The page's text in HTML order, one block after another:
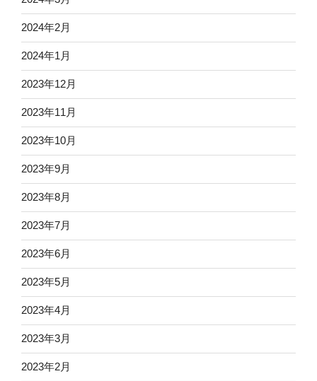
2024年2月
2024年1月
2023年12月
2023年11月
2023年10月
2023年9月
2023年8月
2023年7月
2023年6月
2023年5月
2023年4月
2023年3月
2023年2月